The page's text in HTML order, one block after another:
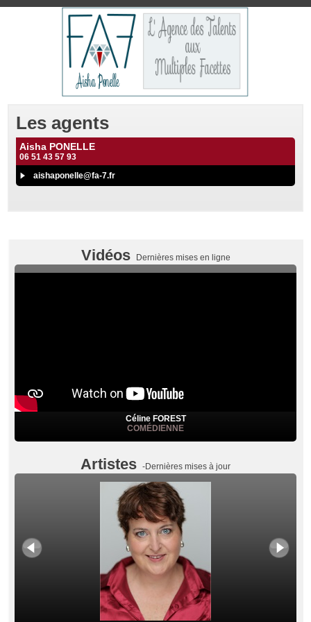
Les agents
Aisha PONELLE
06 51 43 57 93
aishaponelle@fa-7.fr
Vidéos Dernières mises en ligne
Céline FOREST
COMÉDIENNE
Artistes -Dernières mises à jour